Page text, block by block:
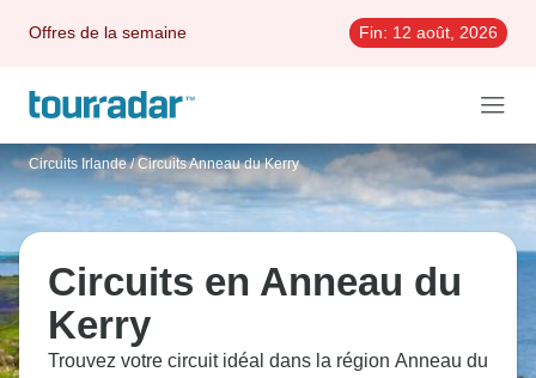
Offres de la semaine Fin: 12 août, 2026
Circuits Irlande / Circuits Anneau du Kerry
Circuits en Anneau du
Kerry
Trouvez votre circuit idéal dans la région Anneau du